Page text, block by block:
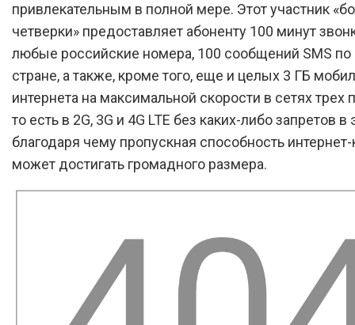
привлекательным в полной мере. Этот участник
четверки» предоставляет абоненту 100 минут
любые российские номера, 100 сообщений SMS по
стране, а также, кроме того, еще и целых 3 ГБ
интернета на максимальной скорости в сетях трех
то есть в 2G, 3G и 4G LTE без каких-либо запретов в
благодаря чему пропускная способность интернет-
может достигать громадного размера.